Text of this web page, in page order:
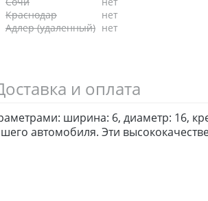
Краснодар
нет
Адлер (удаленный) нет
и оплата
ширина: 6, диаметр: 16,
автомобиля. Эти